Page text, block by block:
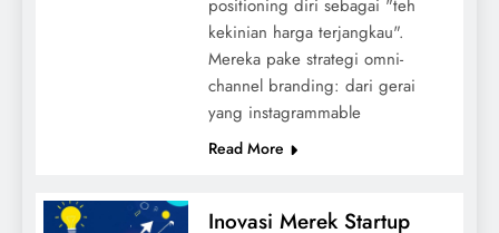
positioning diri sebagai "teh
kekinian harga terjangkau".
Mereka pake strategi omni-
channel branding: dari gerai
yang instagrammable
Read More
Inovasi Merek Startup